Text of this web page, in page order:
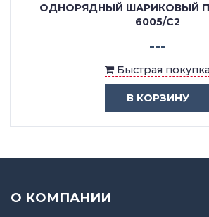
ОДНОРЯДНЫЙ ШАРИКОВЫЙ
6005/C2
---
Быстрая
В КОРЗИНУ
О КОМПАНИИ